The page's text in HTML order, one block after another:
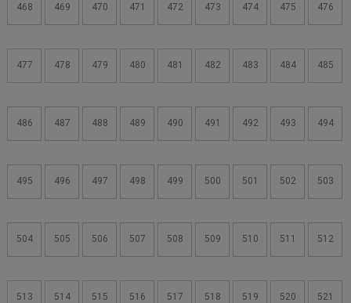
468 469 470 471 472 473 474 475 476
477 478 479 480 481 482 483 484 485
486 487 488 489 490 491 492 493 494
495 496 497 498 499 500 501 502 503
504 505 506 507 508 509 510 511 512
513 514 515 516 517 518 519 520 521